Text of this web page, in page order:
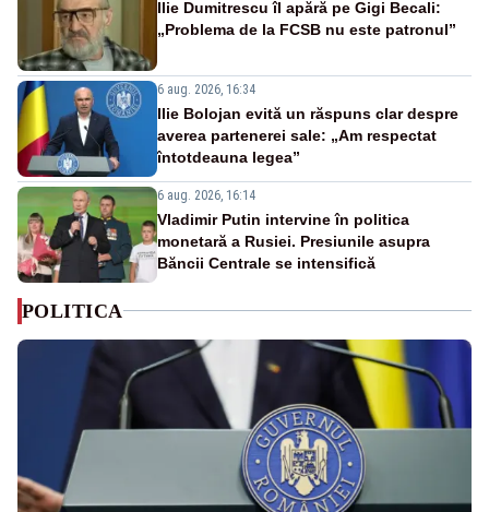
Ilie Dumitrescu îl apără pe Gigi Becali:
„Problema de la FCSB nu este patronul”
6 aug. 2026, 16:34
Ilie Bolojan evită un răspuns clar despre
averea partenerei sale: „Am respectat
întotdeauna legea”
6 aug. 2026, 16:14
Vladimir Putin intervine în politica
monetară a Rusiei. Presiunile asupra
Băncii Centrale se intensifică
POLITICA